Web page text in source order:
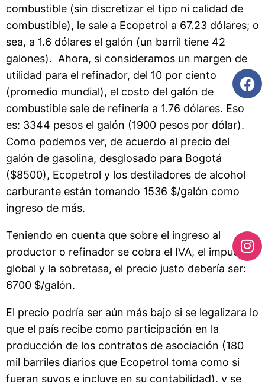
combustible (sin discretizar el tipo ni calidad de
combustible), le sale a Ecopetrol a 67.23 dólares; o
sea, a 1.6 dólares el galón (un barril tiene 42
galones). Ahora, si consideramos un margen de
utilidad para el refinador, del 10 por ciento
(promedio mundial), el costo del galón de
combustible sale de refinería a 1.76 dólares. Eso
es: 3344 pesos el galón (1900 pesos por dólar).
Como podemos ver, de acuerdo al precio del
galón de gasolina, desglosado para Bogotá
($8500), Ecopetrol y los destiladores de alcohol
carburante están tomando 1536 $/galón como
ingreso de más.
Teniendo en cuenta que sobre el ingreso al
productor o refinador se cobra el IVA, el impuesto
global y la sobretasa, el precio justo debería ser:
6700 $/galón.
El precio podría ser aún más bajo si se legalizara lo
que el país recibe como participación en la
producción de los contratos de asociación (180
mil barriles diarios que Ecopetrol toma como si
fueran suyos e incluye en su contabilidad), y se